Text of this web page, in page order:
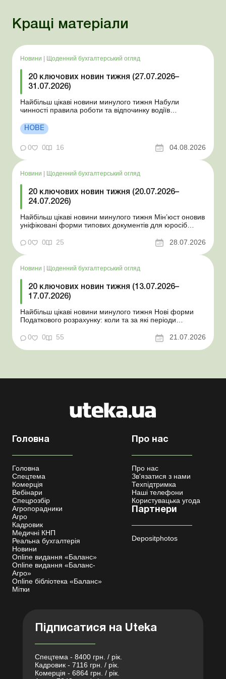
Кращі матеріали
Новини | Щоденний бухгалтерський огляд
20 ключових новин тижня (27.07.2026–
31.07.2026)
Найбільш цікаві новини минулого тижня Набули
чинності правила роботи та відпочинку водіїв
стан Для сільгосппідприємств і ФОП запроваджено нові
одноразові статистичні форми З 2 серпня змінюється
порядок зарахування окремих періодів роботи до стр...
НОВЕ
0 0 16 04.08.2026
Новини Щоденний бухгалтерський огляд
20 ключових новин тижня (20.07.2026–
24.07.2026)
Найбільш цікаві новини минулого тижня Мін’юст оновив
уніфіковані форми типових документів для юросіб
координаційного центру з організації бронювання У
працівника виявлено статус «у розшуку»: що потрібно
0 0 25 28.07.2026
Новини Щоденний бухгалтерський огляд
20 ключових новин тижня (13.07.2026–
17.07.2026)
Найбільш цікаві новини минулого тижня Нові форми
Податкового розрахунку: коли та за які періоди
відстрочки від призову під час мобілізації удосконалено
Кабмін утворив Координаційний центр з організації
бронювання військовозобов’язаних Верховна ...
0 0 55 21.07.2026
Головна
Головна
Спецтема
Комерція
Вебінари
Спецрозбір
Агропорадники
Агро
Кадровик
Медичні КНП
Реальна бухгалтерія
Новини
Online видання «Баланс»
Online видання «Баланс-
Агро»
Online бібліотека «Баланс»
Мітки
Про нас
Про нас
Зв'язатися з нами
Техпідтримка
Наші телефони
Користувацька угода
Партнери
Depositphotos
Підписатися на Uteka
Спецтема - 8400 грн. / рік.
Кадровик - 7116 грн. / рік.
Комерція - 6864 грн. / рік.